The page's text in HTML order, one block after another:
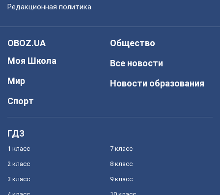
Редакционная политика
OBOZ.UA
Моя Школа
Мир
Спорт
Общество
Все новости
Новости образования
ГДЗ
1 класс
2 класс
3 класс
7 класс
8 класс
9 класс